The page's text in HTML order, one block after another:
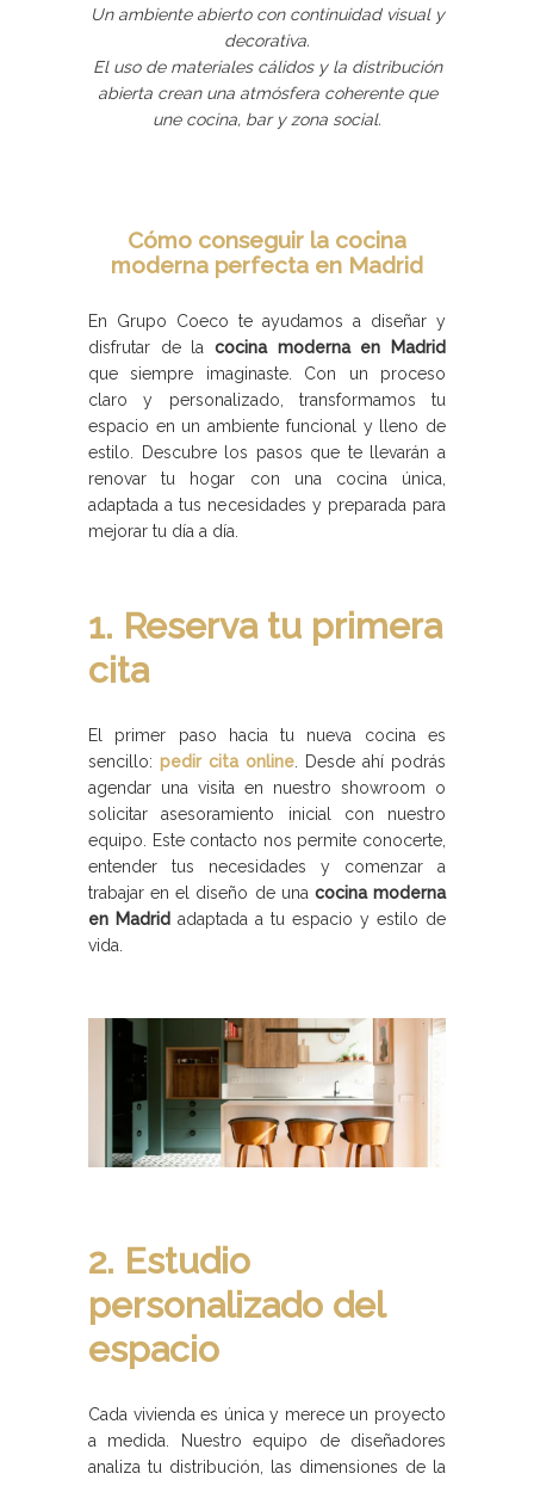
Un ambiente abierto con continuidad visual y
decorativa.
El uso de materiales cálidos y la distribución
abierta crean una atmósfera coherente que
une cocina, bar y zona social.
Cómo conseguir la cocina
moderna perfecta en Madrid
En Grupo Coeco te ayudamos a diseñar y
disfrutar de la cocina moderna en Madrid
que siempre imaginaste. Con un proceso
claro y personalizado, transformamos tu
espacio en un ambiente funcional y lleno de
estilo. Descubre los pasos que te llevarán a
renovar tu hogar con una cocina única,
adaptada a tus necesidades y preparada para
mejorar tu día a día.
1. Reserva tu primera
cita
El primer paso hacia tu nueva cocina es
sencillo: pedir cita online . Desde ahí podrás
agendar una visita en nuestro showroom o
solicitar asesoramiento inicial con nuestro
equipo. Este contacto nos permite conocerte,
entender tus necesidades y comenzar a
trabajar en el diseño de una cocina moderna
en Madrid adaptada a tu espacio y estilo de
vida.
2. Estudio
personalizado del
espacio
Cada vivienda es única y merece un proyecto
a medida. Nuestro equipo de diseñadores
analiza tu distribución, las dimensiones de la